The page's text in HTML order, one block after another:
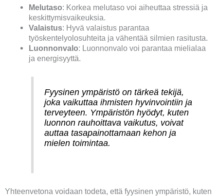
Melutaso: Korkea melutaso voi aiheuttaa stressiä ja
keskittymisvaikeuksia.
Valaistus: Hyvä valaistus parantaa
työskentelyolosuhteita ja vähentää silmien rasitusta.
Luonnonvalo: Luonnonvalo voi parantaa mielialaa
ja energisyyttä.
Fyysinen ympäristö on tärkeä tekijä,
joka vaikuttaa ihmisten hyvinvointiin ja
terveyteen. Ympäristön hyödyt, kuten
luonnon rauhoittava vaikutus, voivat
auttaa tasapainottamaan kehon ja
mielen toimintaa.
Yhteenvetona voidaan todeta, että fyysinen ympäristö, kuten